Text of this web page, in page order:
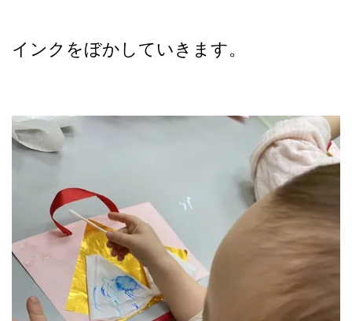
インクをぼかしていきます。